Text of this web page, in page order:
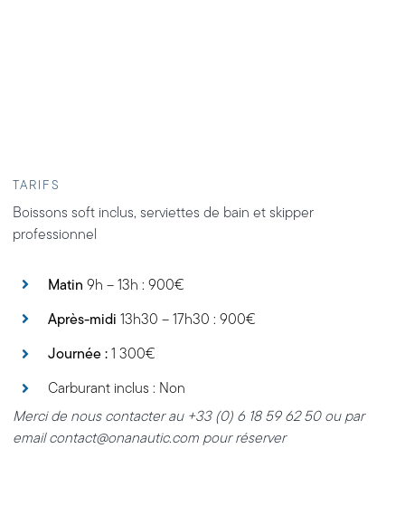
TARIFS
Boissons soft inclus, serviettes de bain et skipper
professionnel
Matin 9h – 13h : 900€
Après-midi 13h30 – 17h30 : 900€
Journée :1 300€
Carburant inclus : Non
Merci de nous contacter au +33 (0) 6 18 59 62 50 ou par
email contact@onanautic.com pour réserver